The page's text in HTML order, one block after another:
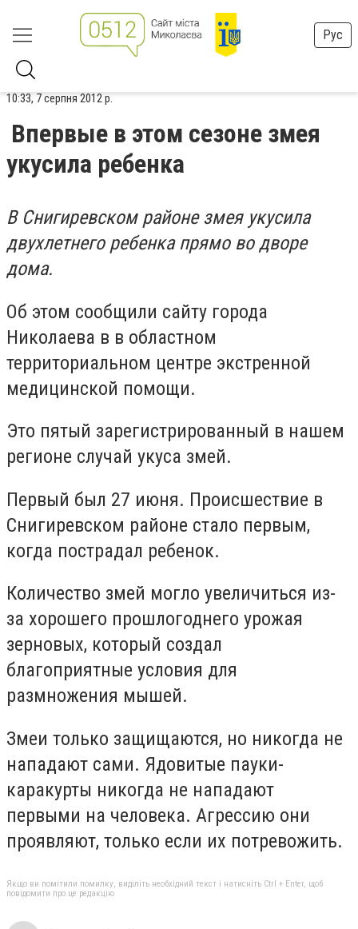
Рус
10:33, 7 серпня 2012 р.
Впервые в этом сезоне змея
укусила ребенка
В Снигиревском районе змея укусила
двухлетнего ребенка прямо во дворе
дома.
Об этом сообщили сайту города
Николаева в в областном
территориальном центре экстренной
медицинской помощи.
Это пятый зарегистрированный в нашем
регионе случай укуса змей.
Первый был 27 июня. Происшествие в
Снигиревском районе стало первым,
когда пострадал ребенок.
Количество змей могло увеличиться из-
за хорошего прошлогоднего урожая
зерновых, который создал
благоприятные условия для
размножения мышей.
Змеи только защищаются, но никогда не
нападают сами. Ядовитые пауки-
каракурты никогда не нападают
первыми на человека. Агрессию они
проявляют, только если их потревожить.
Якщо ви помітили помилку, виділіть необхідний текст і натисніть Ctrl + Enter, щоб
повідомити про це редакцію